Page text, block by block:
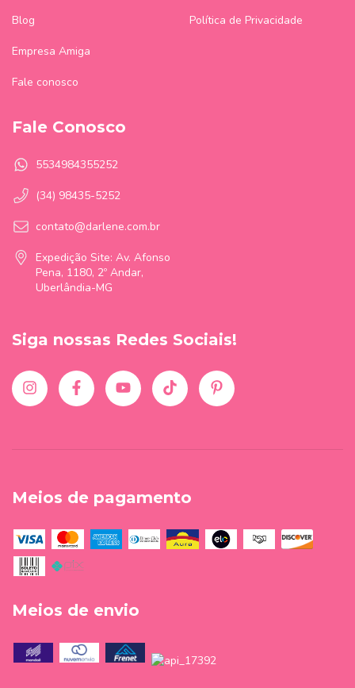
Blog
Empresa Amiga
Fale conosco
Política de Privacidade
Fale Conosco
5534984355252
(34) 98435-5252
contato@darlene.com.br
Expedição Site: Av. Afonso
Pena, 1180, 2º Andar,
Uberlândia-MG
Siga nossas Redes Sociais!
Meios de pagamento
Meios de envio